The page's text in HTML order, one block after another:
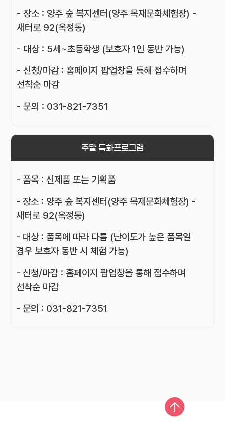
- 장소 : 양주 숲 복지센터(양주 목재문화체험장) -
새터로 92(옥정동)
- 대상 : 5세~초등학생 (보호자 1인 동반 가능)
- 신청/마감 : 홈페이지 팝업창을 통해 접수하며
선착순 마감
- 문의 : 031-821-7351
주말 특화프로그램
- 품목 : 신제품 또는 기획품
- 장소 : 양주 숲 복지센터(양주 목재문화체험장) -
새터로 92(옥정동)
- 대상 : 품목에 따라 다름 (난이도가 높은 품목일
경우 보호자 동반 시 체험 가능)
- 신청/마감 : 홈페이지 팝업창을 통해 접수하며
선착순 마감
- 문의 : 031-821-7351